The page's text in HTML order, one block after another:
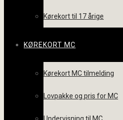
Kørekort til 17 årige
KØREKORT MC
Kørekort MC tilmelding
Lovpakke og pris for MC